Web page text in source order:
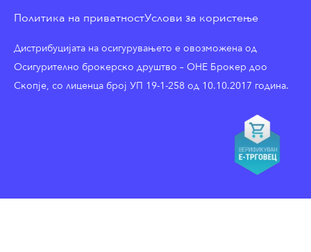
Политика на приватностУслови за користење
Дистрибуцијата на осигурувањето е овозможена од
Осигурително брокерско друштво – ОНЕ Брокер доо
Скопје, со лиценца број УП 19-1-258 од 10.10.2017 година.